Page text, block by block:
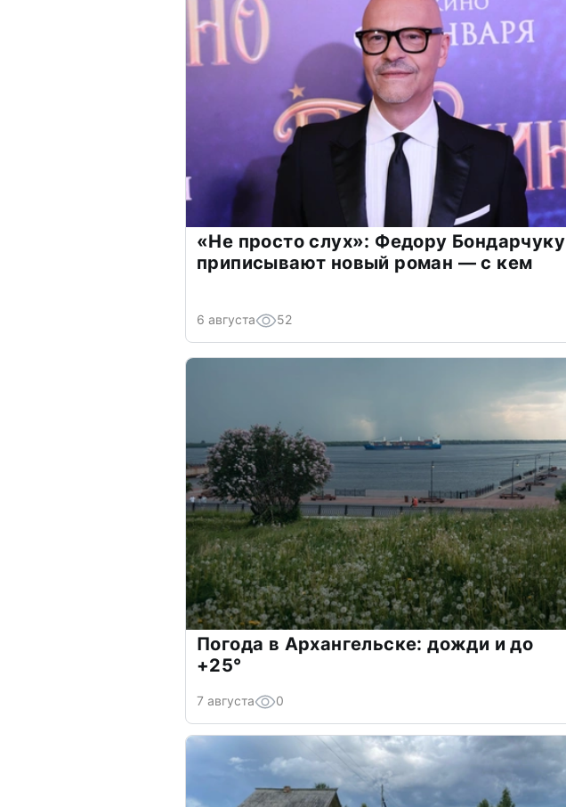
«Не просто слух»: Федору Бондарчуку
приписывают новый роман — с кем
6 августа 52
Погода в Архангельске: дожди и до
+25°
7 августа 0